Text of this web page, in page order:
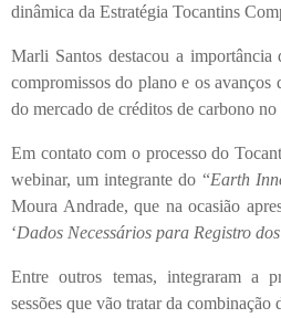
dinâmica da Estratégia Tocantins
Marli Santos destacou a importância
compromissos do plano e os
do mercado de créditos de carbono no
Em contato com o processo do
webinar, um integrante do “Earth
Moura Andrade, que na ocasião
‘Dados Necessários para Registro
Entre outros temas, integraram a
sessões que vão tratar da combinação